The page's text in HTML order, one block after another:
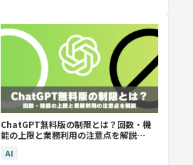
ChatGPT無料版の制限とは？回数・機
能の上限と業務利用の注意点を解説
AI